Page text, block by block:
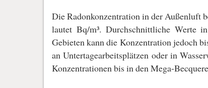
Die Radonkonzentration in der Außenluft
lautet Bq/m³. Durchschnittliche Werte
Gebieten kann die Konzentration jedoch
an Untertagearbeitsplätzen oder in
Konzentrationen bis in den Mega-